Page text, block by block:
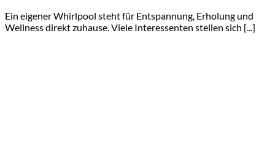
Ein eigener Whirlpool steht für Entspannung, Erholung und
Wellness direkt zuhause. Viele Interessenten stellen sich [...]